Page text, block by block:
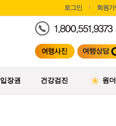
로그인 회원가
입장권 건강검진 원